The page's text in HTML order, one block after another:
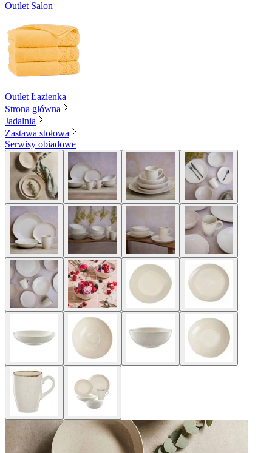
Outlet Salon
Outlet Łazienka
Strona główna
Jadalnia
Zastawa stołowa
Serwisy obiadowe